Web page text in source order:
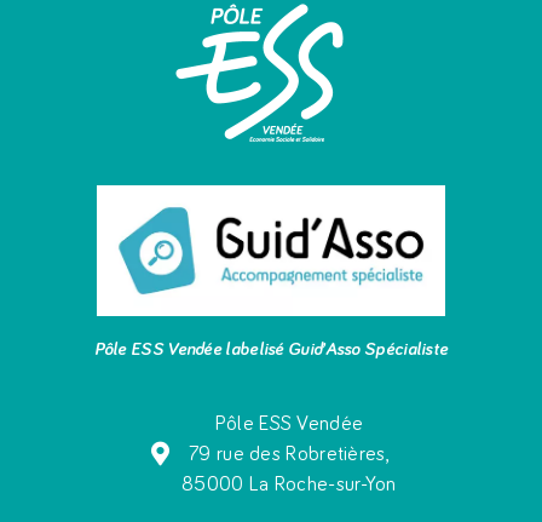
Pôle ESS Vendée labelisé Guid’Asso Spécialiste
Pôle ESS Vendée
79 rue des Robretières,
85000 La Roche-sur-Yon